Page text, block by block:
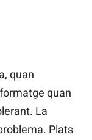
quan
quan
La
Plats